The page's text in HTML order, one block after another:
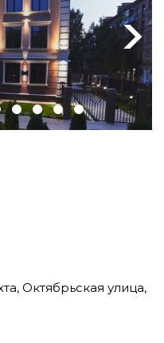
Next
Октябрьская улица,